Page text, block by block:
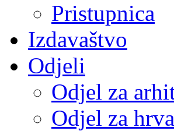
Pristupnica
Izdavaštvo
Odjeli
Odjel za
Odjel za